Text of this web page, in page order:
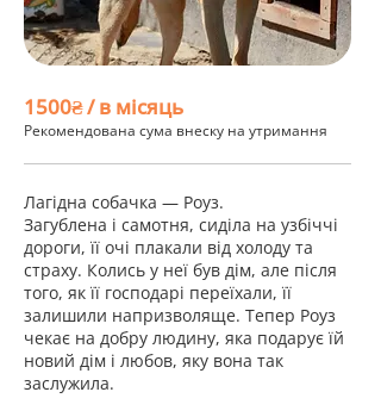
1500₴ / в місяць
Рекомендована сума внеску на утримання
Лагідна собачка — Роуз.
Загублена і самотня, сиділа на узбіччі
дороги, її очі плакали від холоду та
страху. Колись у неї був дім, але після
того, як її господарі переїхали, її
залишили напризволяще. Тепер Роуз
чекає на добру людину, яка подарує їй
новий дім і любов, яку вона так
заслужила.